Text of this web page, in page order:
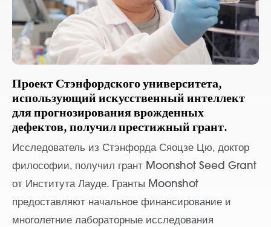
Проект Стэнфордского университета,
использующий искусственный интеллект
для прогнозирования врожденных
дефектов, получил престижный грант.
Исследователь из Стэнфорда Сяоцзе Цю, доктор
философии, получил грант Moonshot Seed Grant
от Института Лауде. Гранты Moonshot
предоставляют начальное финансирование и
многолетние лабораторные исследования